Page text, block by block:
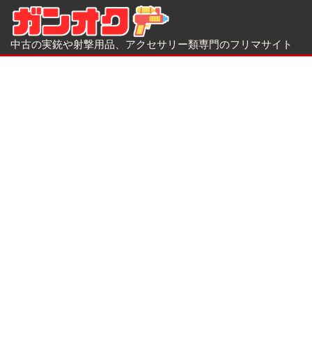
中古の実銃や射撃用品、アクセサリー類専門のフリマサイト